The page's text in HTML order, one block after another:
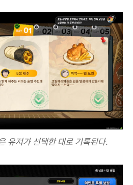
유저가 선택한 대로 기록된다.